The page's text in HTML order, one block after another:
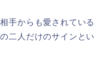
手からも愛されている
二人だけのサインとい